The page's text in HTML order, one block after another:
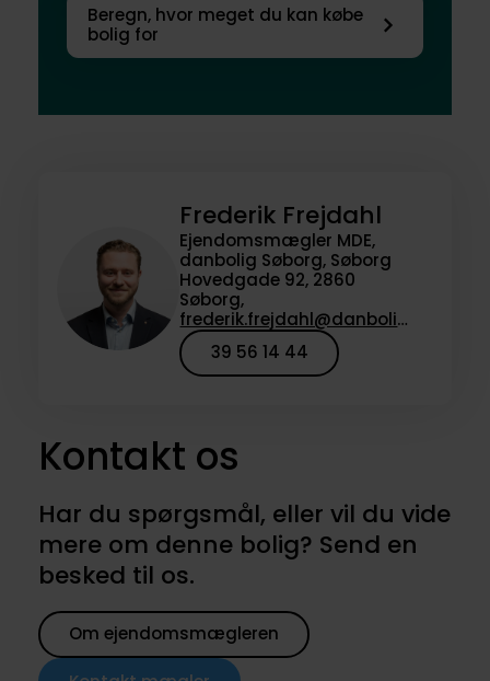
Beregn, hvor meget du kan købe
bolig for
Frederik Frejdahl
Ejendomsmægler MDE,
danbolig Søborg, Søborg
Hovedgade 92, 2860
Søborg,
frederik.frejdahl@danbolig.dk
39 56 14 44
Kontakt os
Har du spørgsmål, eller vil du vide
mere om denne bolig? Send en
besked til os.
Om ejendomsmægleren